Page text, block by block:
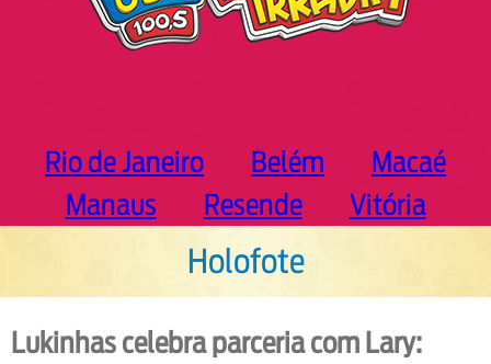
Rio de Janeiro Belém
Macaé
Manaus
Resende Vitória
Holofote
Lukinhas celebra parceria com Lary: